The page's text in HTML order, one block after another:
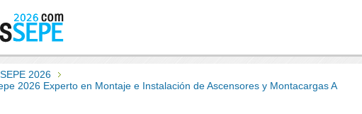
2026
2026 Experto en Montaje e Instalación de Ascensores y Montacargas A